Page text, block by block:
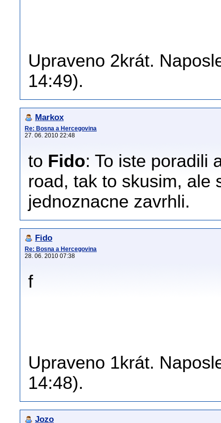
Upraveno 2krát.
14:49).
Markox
Re: Bosna a Hercegovina
27. 06. 2010 22:48
to Fido: To iste poradili
road, tak to skusim, ale
jednoznacne zavrhli.
Fido
Re: Bosna a Hercegovina
28. 06. 2010 07:38
f
Upraveno 1krát.
14:48).
Jozo